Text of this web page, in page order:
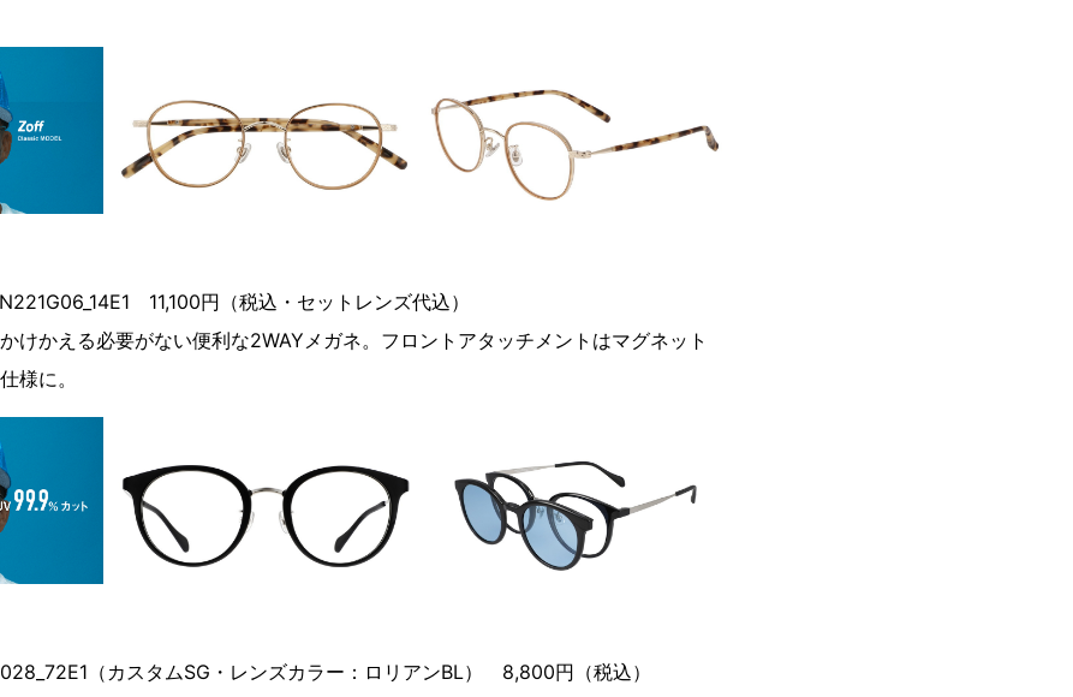
11,100円（税込・セットレンズ代込）
けかえる必要がない便利な2WAYメガネ。フロントアタッチメントはマグネット
様に。
（カスタムSG・レンズカラー：ロリアンBL） 8,800円（税込）